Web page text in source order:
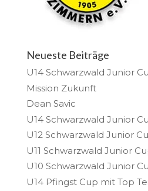
Neueste Beiträge
U14 Schwarzwald Junior
Mission Zukunft
Dean Savic
U14 Schwarzwald Junior
U12 Schwarzwald Junior
U11 Schwarzwald Junior
U10 Schwarzwald Junior
U14 Pfingst Cup mit Top